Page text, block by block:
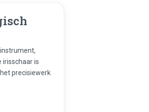
irisschaar is
precisiewerk